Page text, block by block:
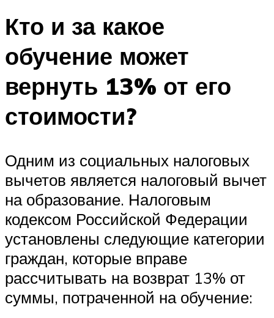
Кто и за какое
обучение может
вернуть 13% от его
стоимости?
Одним из социальных налоговых
вычетов является налоговый вычет
на образование. Налоговым
кодексом Российской Федерации
установлены следующие категории
граждан, которые вправе
рассчитывать на возврат 13% от
суммы, потраченной на обучение: